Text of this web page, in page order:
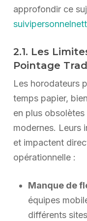
approfondir ce
2.1. Les
Pointage
Les horodateurs
temps papier,
en plus
modernes. Leurs
et impactent
opérationnelle :
Manque de
équipes
différents